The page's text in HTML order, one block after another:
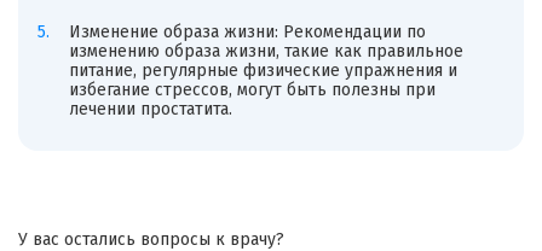
Изменение образа жизни: Рекомендации по
изменению образа жизни, такие как правильное
питание, регулярные физические упражнения и
избегание стрессов, могут быть полезны при
лечении простатита.
У вас остались вопросы к врачу?